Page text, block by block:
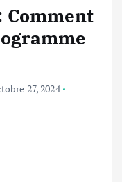
Comment
27, 2024